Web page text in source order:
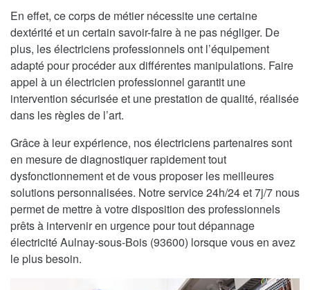
En effet, ce corps de métier nécessite une certaine
dextérité et un certain savoir-faire à ne pas négliger. De
plus, les électriciens professionnels ont l’équipement
adapté pour procéder aux différentes manipulations. Faire
appel à un électricien professionnel garantit une
intervention sécurisée et une prestation de qualité, réalisée
dans les règles de l’art.
Grâce à leur expérience, nos électriciens partenaires sont
en mesure de diagnostiquer rapidement tout
dysfonctionnement et de vous proposer les meilleures
solutions personnalisées. Notre service 24h/24 et 7j/7 nous
permet de mettre à votre disposition des professionnels
prêts à intervenir en urgence pour tout dépannage
électricité Aulnay-sous-Bois (93600) lorsque vous en avez
le plus besoin.